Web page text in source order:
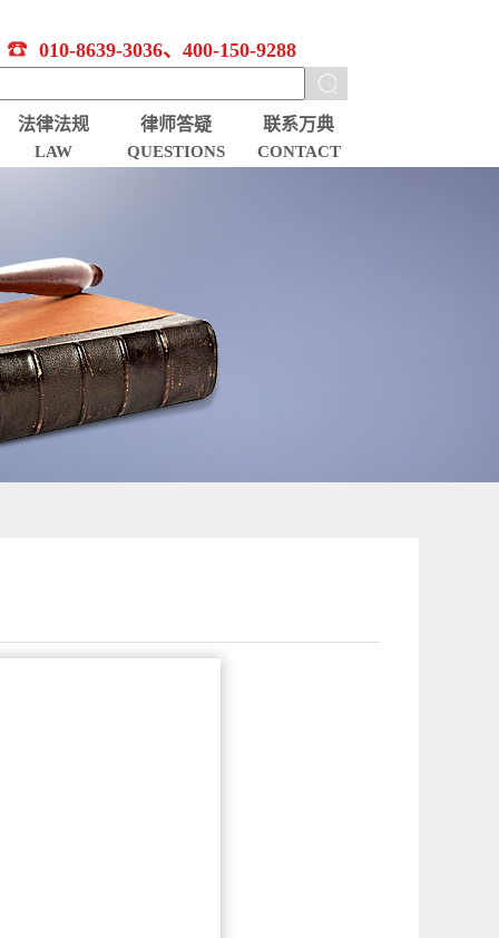
010-8639-3036、400-150-9288
法律法规
LAW
律师答疑
QUESTIONS
联系万典
CONTACT